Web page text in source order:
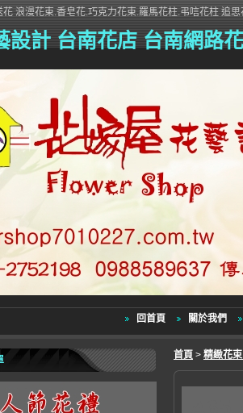
設計 台南花店 台南網路
浪漫花束.香皂花.巧克力花束.羅馬花柱.弔唁花柱 追
回首頁 關於我們
首頁 > 精緻花